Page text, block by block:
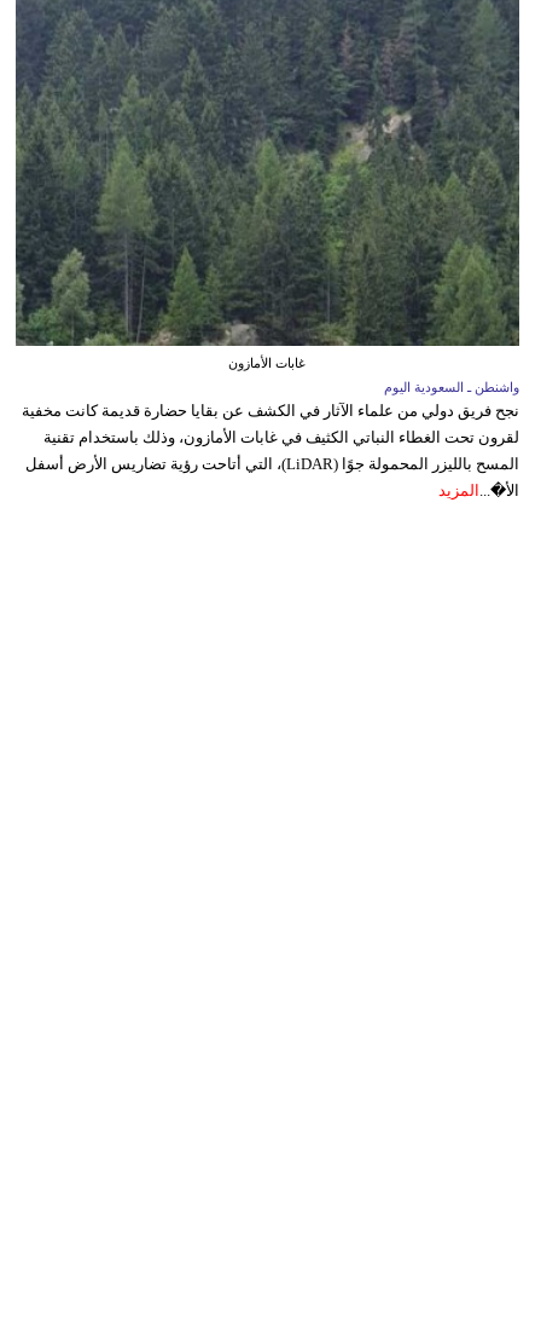
غابات الأمازون
واشنطن ـ السعودية اليوم
نجح فريق دولي من علماء الآثار في الكشف عن بقايا حضارة قديمة كانت مخفية
لقرون تحت الغطاء النباتي الكثيف في غابات الأمازون، وذلك باستخدام تقنية
المسح بالليزر المحمولة جوًا (LiDAR)، التي أتاحت رؤية تضاريس الأرض أسفل
الأ�... المزيد